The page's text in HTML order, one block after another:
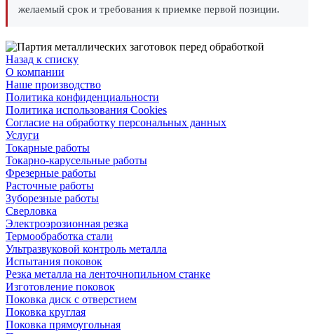
желаемый срок и требования к приемке первой позиции.
Назад к списку
О компании
Наше производство
Политика конфиденциальности
Политика использования Cookies
Согласие на обработку персональных данных
Услуги
Токарные работы
Токарно-карусельные работы
Фрезерные работы
Расточные работы
Зуборезные работы
Сверловка
Электроэрозионная резка
Термообработка стали
Ультразвуковой контроль металла
Испытания поковок
Резка металла на ленточнопильном станке
Изготовление поковок
Поковка диск с отверстием
Поковка круглая
Поковка прямоугольная